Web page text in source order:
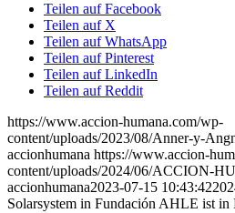
Teilen auf Facebook
Teilen auf X
Teilen auf WhatsApp
Teilen auf Pinterest
Teilen auf LinkedIn
Teilen auf Reddit
https://www.accion-humana.com/wp-
content/uploads/2023/08/Anner-y-
accionhumana https://www.accion-
content/uploads/2024/06/ACCION-
accionhumana2023-07-15 10:43:42
Solarsystem in Fundación AHLE ist in